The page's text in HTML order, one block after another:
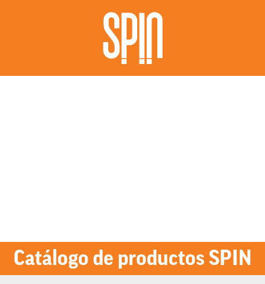
Catálogo de productos SPIN